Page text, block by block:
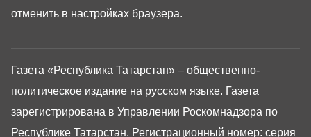
Газета «Республика Татарстан» – общественно-
политическое издание на русском языке. Газета
зарегистрирована в Управлении Роскомнадзора по
Республике Татарстан. Регистрационный номер: серия
отменить в настройках браузера.